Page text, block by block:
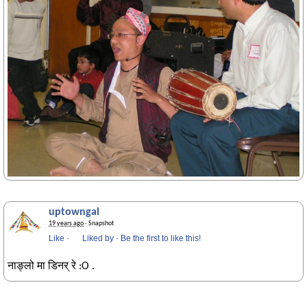
uptowngal
19 years ago· Snapshot
Like · Liked by · Be the first to like this!
नाङ्लो मा डिनर् रे :O .